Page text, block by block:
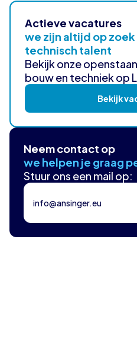
Actieve vacatures
we zijn altijd op zoek
technisch talent
Bekijk onze
bouw en techniek op
Bekijk
Neem contact op
we helpen je graag
Stuur ons een mail op:
info@ansinger.eu